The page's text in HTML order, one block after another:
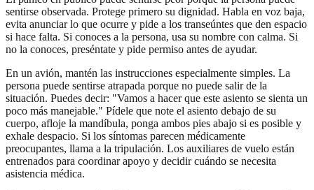
sentirse observada. Protege primero su dignidad. Habla en voz baja,
evita anunciar lo que ocurre y pide a los transeúntes que den espacio
si hace falta. Si conoces a la persona, usa su nombre con calma. Si
no la conoces, preséntate y pide permiso antes de ayudar.
En un avión, mantén las instrucciones especialmente simples. La
persona puede sentirse atrapada porque no puede salir de la
situación. Puedes decir: "Vamos a hacer que este asiento se sienta un
poco más manejable." Pídele que note el asiento debajo de su
cuerpo, afloje la mandíbula, ponga ambos pies abajo si es posible y
exhale despacio. Si los síntomas parecen médicamente
preocupantes, llama a la tripulación. Los auxiliares de vuelo están
entrenados para coordinar apoyo y decidir cuándo se necesita
asistencia médica.